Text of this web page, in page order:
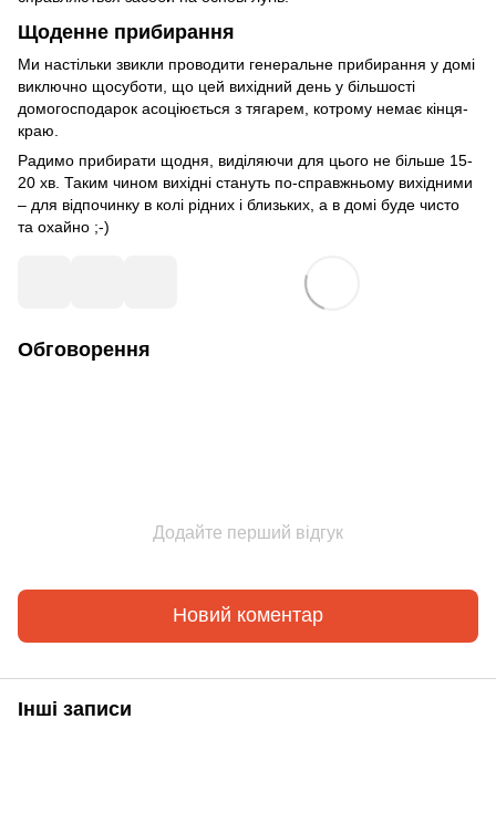
Щоденне прибирання
Ми настільки звикли проводити генеральне прибирання у домі
виключно щосуботи, що цей вихідний день у більшості
домогосподарок асоціюється з тягарем, котрому немає кінця-
краю.
Радимо прибирати щодня, виділяючи для цього не більше 15-
20 хв. Таким чином вихідні стануть по-справжньому вихідними
– для відпочинку в колі рідних і близьких, а в домі буде чисто
та охайно ;-)
Обговорення
Додайте перший відгук
Новий коментар
Інші записи